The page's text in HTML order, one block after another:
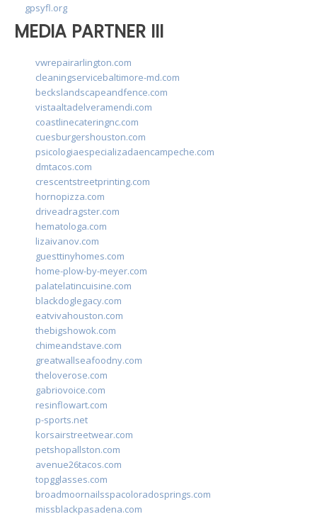
gpsyfl.org
MEDIA PARTNER III
vwrepairarlington.com
cleaningservicebaltimore-md.com
beckslandscapeandfence.com
vistaaltadelveramendi.com
coastlinecateringnc.com
cuesburgershouston.com
psicologiaespecializadaencampeche.com
dmtacos.com
crescentstreetprinting.com
hornopizza.com
driveadragster.com
hematologa.com
lizaivanov.com
guesttinyhomes.com
home-plow-by-meyer.com
palatelatincuisine.com
blackdoglegacy.com
eatvivahouston.com
thebigshowok.com
chimeandstave.com
greatwallseafoodny.com
theloverose.com
gabriovoice.com
resinflowart.com
p-sports.net
korsairstreetwear.com
petshopallston.com
avenue26tacos.com
topgglasses.com
broadmoornailsspacoloradosprings.com
missblackpasadena.com